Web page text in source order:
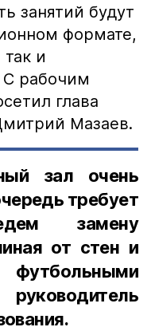
занятий будут
формате,
и
С рабочим
глава
Мазаев.
зал очень
требует
замену
от стен и